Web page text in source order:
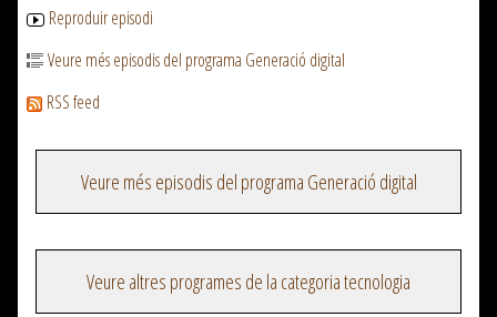
Reproduir episodi
Veure més episodis del programa Generació digital
RSS feed
Veure més episodis del programa Generació digital
Veure altres programes de la categoria tecnologia